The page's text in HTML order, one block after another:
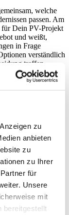
zu
anbieten
zu
zu Ihrer
für
Unsere
mit
bereitgestellt
welche
passen. Am
für Dein PV-Projekt
und weißt,
in Frage
verständlich
treffen
zu
Anlage